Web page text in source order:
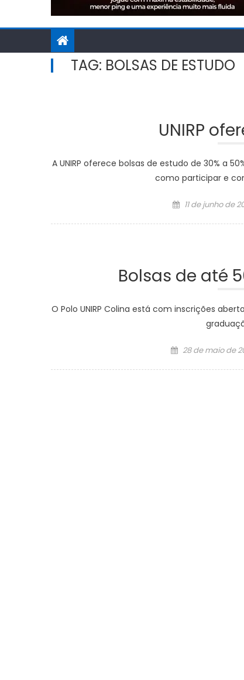
TAG: BOLSAS DE ESTUDO
UNIRP
A UNIRP oferece bolsas de estudo de 30% a
como participar e
Posted
11 de junho de
Bolsas de até
O Polo UNIRP Colina está com inscrições
Posted
28 de maio de